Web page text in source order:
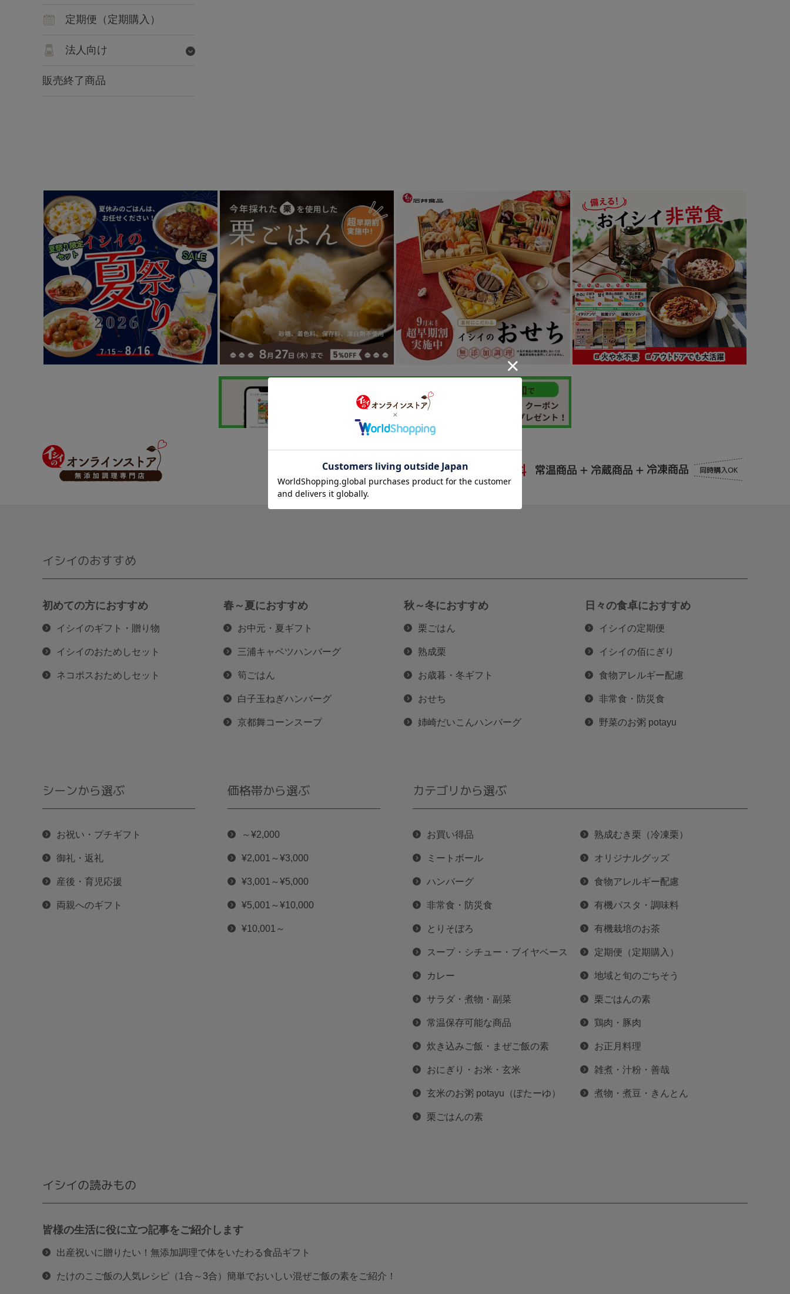
定期便（定期購入）
法人向け
販売終了商品
イシイのおすすめ
初めての方におすすめ
イシイのギフト・贈り物
イシイのおためしセット
ネコポスおためしセット
春～夏におすすめ
お中元・夏ギフト
三浦キャベツハンバーグ
筍ごはん
白子玉ねぎハンバーグ
京都舞コーンスープ
秋～冬におすすめ
栗ごはん
熟成栗
お歳暮・冬ギフト
おせち
姉崎だいこんハンバーグ
日々の食卓におすすめ
イシイの定期便
イシイの佰にぎり
食物アレルギー配慮
非常食・防災食
野菜のお粥 potayu
シーンから選ぶ
お祝い・プチギフト
御礼・返礼
産後・育児応援
両親へのギフト
価格帯から選ぶ
～¥2,000
¥2,001～¥3,000
¥3,001～¥5,000
¥5,001～¥10,000
¥10,001～
カテゴリから選ぶ
お買い得品
ミートボール
ハンバーグ
非常食・防災食
とりそぼろ
スープ・シチュー・ブイヤベース
カレー
サラダ・煮物・副菜
常温保存可能な商品
炊き込みご飯・まぜご飯の素
おにぎり・お米・玄米
玄米のお粥 potayu（ぽたーゆ）
栗ごはんの素
熟成むき栗（冷凍栗）
オリジナルグッズ
食物アレルギー配慮
有機パスタ・調味料
有機栽培のお茶
定期便（定期購入）
地域と旬のごちそう
栗ごはんの素
鶏肉・豚肉
お正月料理
雑煮・汁粉・善哉
煮物・煮豆・きんとん
イシイの読みもの
皆様の生活に役に立つ記事をご紹介します
出産祝いに贈りたい！無添加調理で体をいたわる食品ギフト
たけのこご飯の人気レシピ（1合～3合）簡単でおいしい混ぜご飯の素をご紹介！